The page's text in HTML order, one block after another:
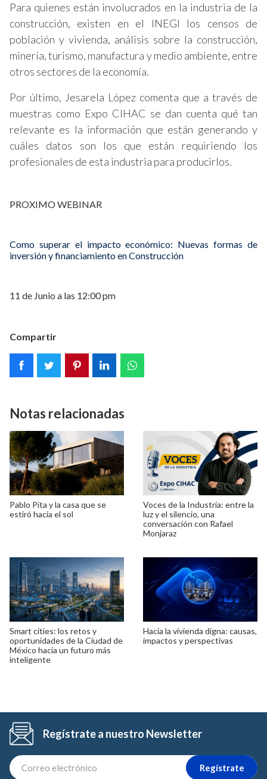
Para quienes están involucrados en la industria de la
construcción, existen en el INEGI los censos de
población y vivienda, análisis sobre la construcción,
minería, turismo, manufactura y medio ambiente, entre
otros sectores de la economía.
Por último, Jesarela López comenta que a través de
muestras como Expo CIHAC se dan cuenta qué tan
relevante es la información que están generando y
cuáles datos son los que están requiriendo los
profesionales de esta industria para producirlos.
PROXIMO WEBINAR
Como superar el impacto económico: Nuevas formas de
inversión y financiamiento en Construcción
11 de Junio a las 12:00 pm
Compartir
Notas relacionadas
Pablo Pita y la casa que se
estiró hacia el sol
Voces de la Industria: entre la
luz y el silencio, una
conversación con Rafael
Monjaraz
Smart cities: los retos y
oportunidades de la Ciudad de
México hacia un futuro más
inteligente
Hacia la vivienda digna: causas,
impactos y perspectivas
Regístrate a nuestro Newsletter
Regístrate